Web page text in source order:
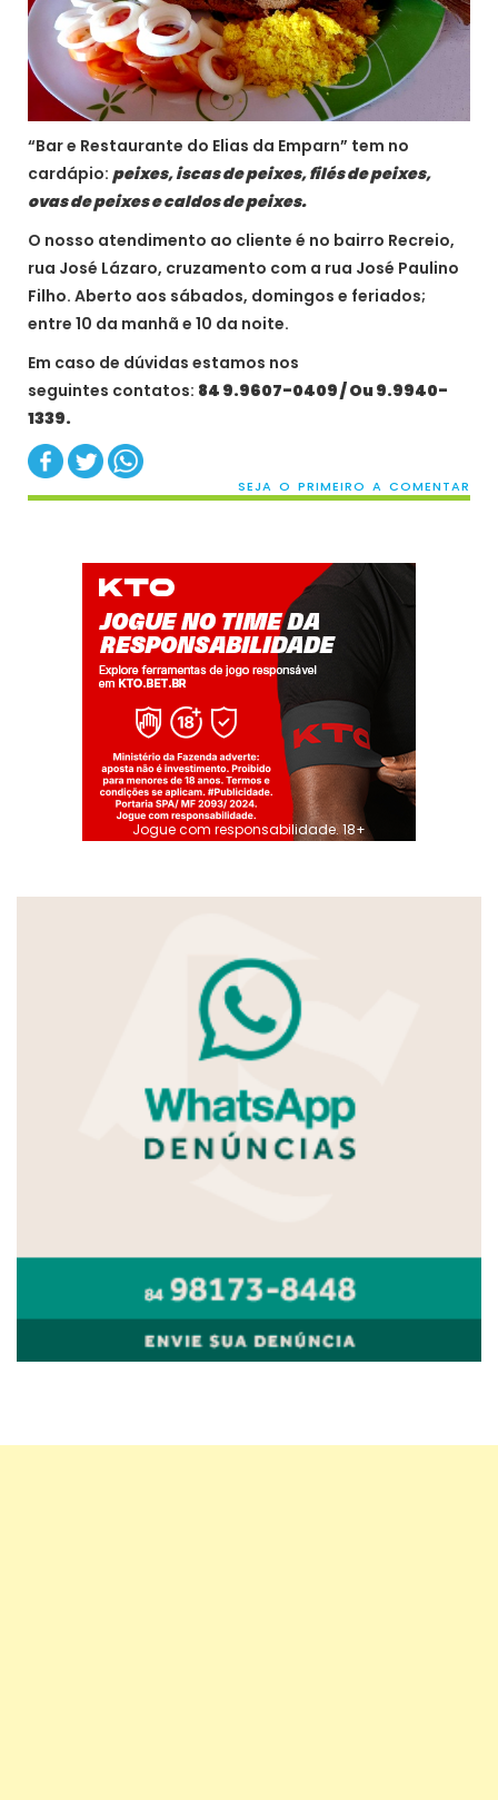
“Bar e Restaurante do Elias da Emparn” tem no
cardápio: peixes, iscas de peixes, filés de peixes,
ovas de peixes e caldos de peixes.
O nosso atendimento ao cliente é no bairro Recreio,
rua José Lázaro, cruzamento com a rua José Paulino
Filho. Aberto aos sábados, domingos e feriados;
entre 10 da manhã e 10 da noite.
Em caso de dúvidas estamos nos
seguintes contatos: 84 9.9607-0409 / Ou 9.9940-
1339.
SEJA O PRIMEIRO A COMENTAR
Jogue com responsabilidade. 18+